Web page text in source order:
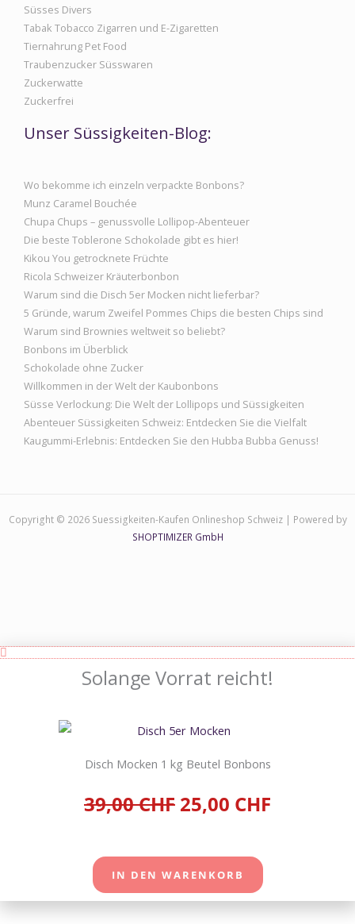
Süsses Divers
Tabak Tobacco Zigarren und E-Zigaretten
Tiernahrung Pet Food
Traubenzucker Süsswaren
Zuckerwatte
Zuckerfrei
Unser Süssigkeiten-Blog:
Wo bekomme ich einzeln verpackte Bonbons?
Munz Caramel Bouchée
Chupa Chups – genussvolle Lollipop-Abenteuer
Die beste Toblerone Schokolade gibt es hier!
Kikou You getrocknete Früchte
Ricola Schweizer Kräuterbonbon
Warum sind die Disch 5er Mocken nicht lieferbar?
5 Gründe, warum Zweifel Pommes Chips die besten Chips sind
Warum sind Brownies weltweit so beliebt?
Bonbons im Überblick
Schokolade ohne Zucker
Willkommen in der Welt der Kaubonbons
Süsse Verlockung: Die Welt der Lollipops und Süssigkeiten
Abenteuer Süssigkeiten Schweiz: Entdecken Sie die Vielfalt
Kaugummi-Erlebnis: Entdecken Sie den Hubba Bubba Genuss!
Copyright © 2026 Suessigkeiten-Kaufen Onlineshop Schweiz | Powered by
SHOPTIMIZER GmbH
Solange Vorrat reicht!
Disch Mocken 1 kg Beutel Bonbons
39,00 CHF 25,00 CHF
IN DEN WARENKORB